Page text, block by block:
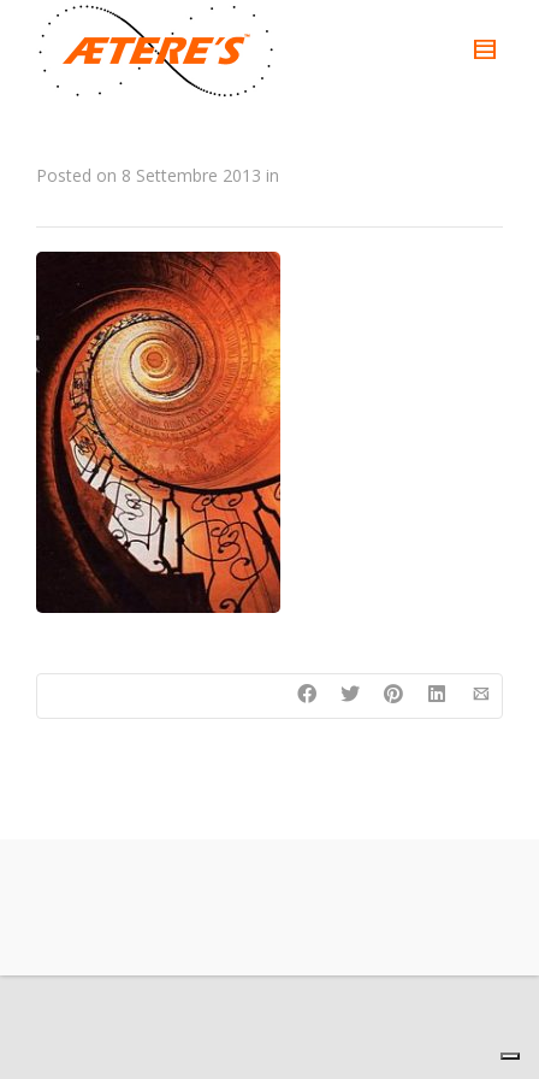
Posted on 8 Settembre 2013 in